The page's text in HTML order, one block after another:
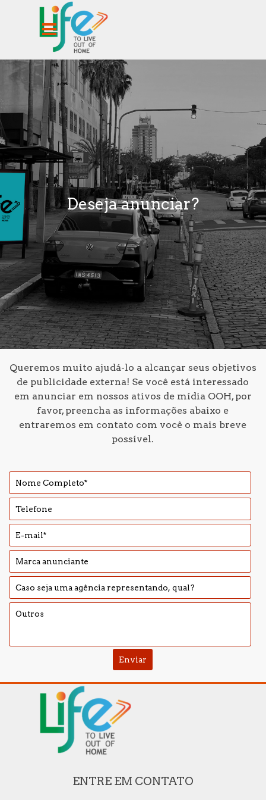
Ir para o conteúdo
Pular menu
Deseja anunciar?
Queremos muito ajudá-lo a alcançar seus objetivos
de publicidade externa! Se você está interessado
em anunciar em nossos ativos de mídia OOH, por
favor, preencha as informações abaixo e
entraremos em contato com você o mais breve
possível.
ENTRE EM CONTATO